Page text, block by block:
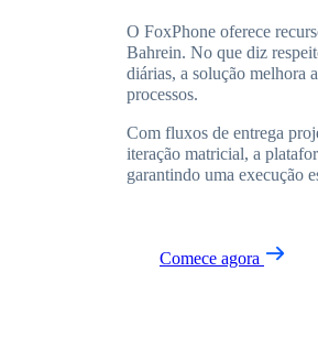
O FoxPhone oferece
Bahrein. No que diz
diárias, a solução melhora
processos.
Com fluxos de entrega
iteração matricial, a
garantindo uma execução
Comece agora